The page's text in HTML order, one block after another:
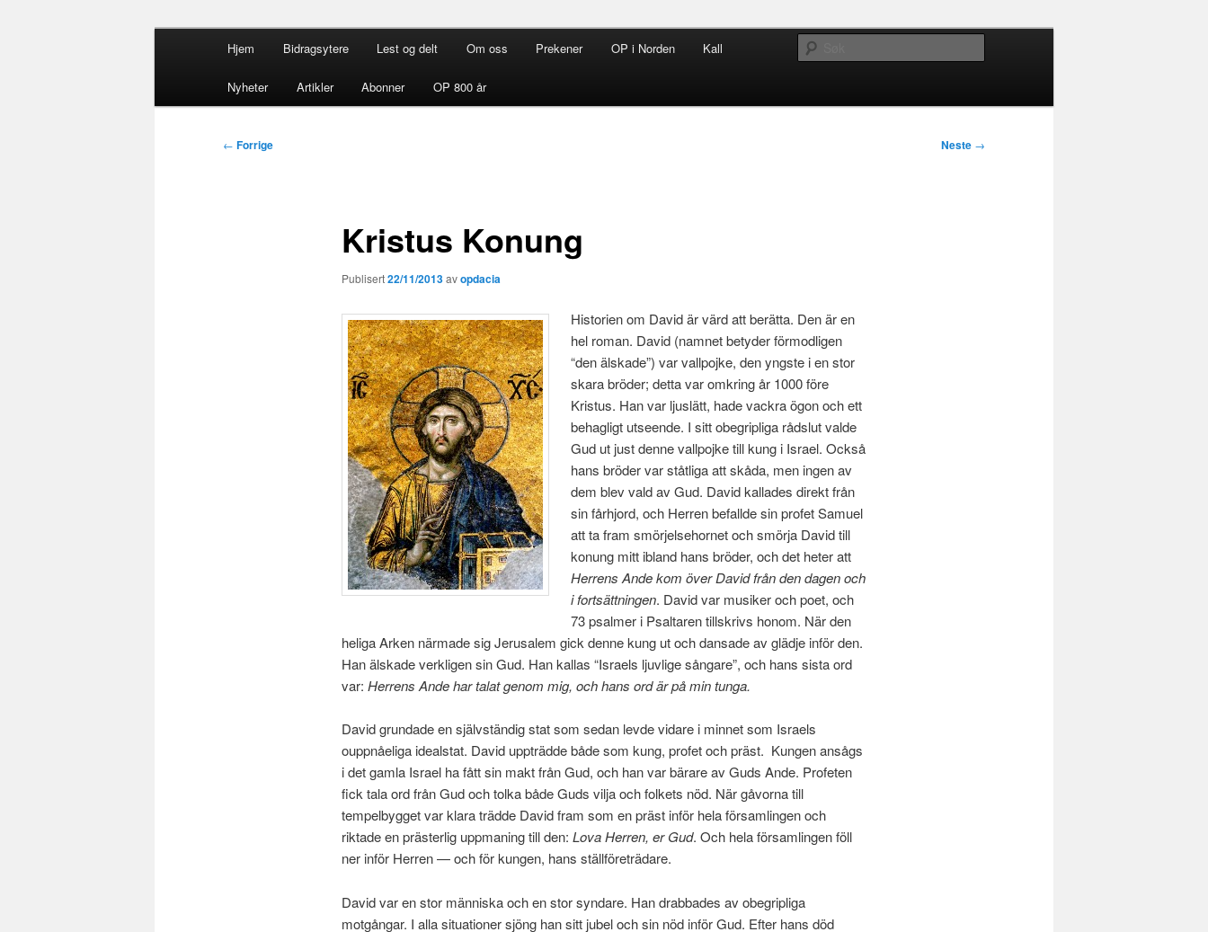
Dominikanerordenen i Norden
Hjem Bidragsytere Lest og delt Om oss Prekener OP i Norden Kall
Nyheter Artikler Abonner OP 800 år
Innleggsnavigasjon
← Forrige Neste →
Kristus Konung
Publisert22/11/2013avopdacia
Historien om David är värd att berätta. Den är en
hel roman. David (namnet betyder förmodligen
“den älskade”) var vallpojke, den yngste i en stor
skara bröder; detta var omkring år 1000 före
Kristus. Han var ljuslätt, hade vackra ögon och ett
behagligt utseende. I sitt obegripliga rådslut valde
Gud ut just denne vallpojke till kung i Israel. Också
hans bröder var ståtliga att skåda, men ingen av
dem blev vald av Gud. David kallades direkt från
sin fårhjord, och Herren befallde sin profet Samuel
att ta fram smörjelsehornet och smörja David till
konung mitt ibland hans bröder, och det heter att
Herrens Ande kom över David från den dagen och
i fortsättningen. David var musiker och poet, och
73 psalmer i Psaltaren tillskrivs honom. När den
heliga Arken närmade sig Jerusalem gick denne kung ut och dansade av glädje inför den.
Han älskade verkligen sin Gud. Han kallas “Israels ljuvlige sångare”, och hans sista ord
var: Herrens Ande har talat genom mig, och hans ord är på min tunga.
David grundade en självständig stat som sedan levde vidare i minnet som Israels
ouppnåeliga idealstat. David uppträdde både som kung, profet och präst. Kungen ansågs
i det gamla Israel ha fått sin makt från Gud, och han var bärare av Guds Ande. Profeten
fick tala ord från Gud och tolka både Guds vilja och folkets nöd. När gåvorna till
tempelbygget var klara trädde David fram som en präst inför hela församlingen och
riktade en prästerlig uppmaning till den: Lova Herren, er Gud. Och hela församlingen föll
ner inför Herren — och för kungen, hans ställföreträdare.
David var en stor människa och en stor syndare. Han drabbades av obegripliga
motgångar. I alla situationer sjöng han sitt jubel och sin nöd inför Gud. Efter hans död